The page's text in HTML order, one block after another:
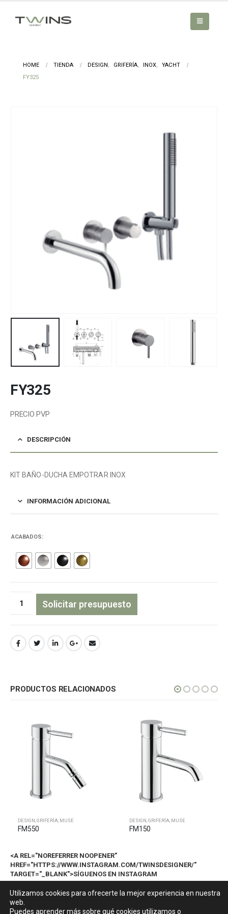
HOME TIENDA DESIGN, GRIFERÍA, INOX,
YACHT
FY325
FY325
PRECIO PVP
DESCRIPCIÓN
KIT BAÑO-DUCHA EMPOTRAR INOX
INFORMACIÓN ADICIONAL
ACABADOS
Solicitar presupuesto
PRODUCTOS RELACIONADOS
DESIGN GRIFERÍA MUSE
FM550
DESIGN GRIFERÍA MUSE
FM150
<A REL="NOREFERRER NOOPENER"
HREF="HTTPS://WWW.INSTAGRAM.COM/TWINSDESIGNER/"
TARGET="_BLANK">SÍGUENOS EN INSTAGRAM
@TWINSDESIGNER</A>
Utilizamos cookies para ofrecerte la mejor experiencia en nuestra
web.
Puedes aprender más sobre qué cookies utilizamos o